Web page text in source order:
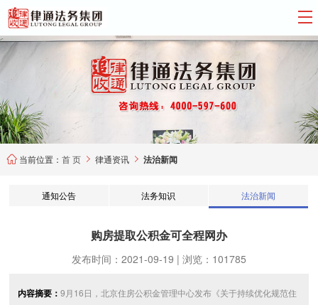
 当前位置： 首 页  律通资讯  法治新闻
通知公告 法务知识 法治新闻
购房提取公积金可全程网办
发布时间：2021-09-19 | 浏览：101785
内容摘要：9月16日，北京住房公积金管理中心发布《关于持续优化规范住